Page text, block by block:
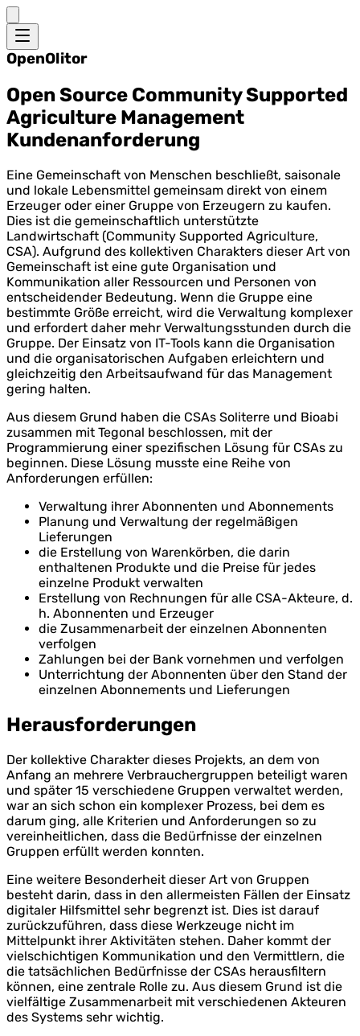
OpenOlitor
Open Source Community Supported
Agriculture Management
Kundenanforderung
Eine Gemeinschaft von Menschen beschließt, saisonale
und lokale Lebensmittel gemeinsam direkt von einem
Erzeuger oder einer Gruppe von Erzeugern zu kaufen.
Dies ist die gemeinschaftlich unterstützte
Landwirtschaft (Community Supported Agriculture,
CSA). Aufgrund des kollektiven Charakters dieser Art von
Gemeinschaft ist eine gute Organisation und
Kommunikation aller Ressourcen und Personen von
entscheidender Bedeutung. Wenn die Gruppe eine
bestimmte Größe erreicht, wird die Verwaltung komplexer
und erfordert daher mehr Verwaltungsstunden durch die
Gruppe. Der Einsatz von IT-Tools kann die Organisation
und die organisatorischen Aufgaben erleichtern und
gleichzeitig den Arbeitsaufwand für das Management
gering halten.
Aus diesem Grund haben die CSAs Soliterre und Bioabi
zusammen mit Tegonal beschlossen, mit der
Programmierung einer spezifischen Lösung für CSAs zu
beginnen. Diese Lösung musste eine Reihe von
Anforderungen erfüllen:
Verwaltung ihrer Abonnenten und Abonnements
Planung und Verwaltung der regelmäßigen
Lieferungen
die Erstellung von Warenkörben, die darin
enthaltenen Produkte und die Preise für jedes
einzelne Produkt verwalten
Erstellung von Rechnungen für alle CSA-Akteure, d.
h. Abonnenten und Erzeuger
die Zusammenarbeit der einzelnen Abonnenten
verfolgen
Zahlungen bei der Bank vornehmen und verfolgen
Unterrichtung der Abonnenten über den Stand der
einzelnen Abonnements und Lieferungen
Herausforderungen
Der kollektive Charakter dieses Projekts, an dem von
Anfang an mehrere Verbrauchergruppen beteiligt waren
und später 15 verschiedene Gruppen verwaltet werden,
war an sich schon ein komplexer Prozess, bei dem es
darum ging, alle Kriterien und Anforderungen so zu
vereinheitlichen, dass die Bedürfnisse der einzelnen
Gruppen erfüllt werden konnten.
Eine weitere Besonderheit dieser Art von Gruppen
besteht darin, dass in den allermeisten Fällen der Einsatz
digitaler Hilfsmittel sehr begrenzt ist. Dies ist darauf
zurückzuführen, dass diese Werkzeuge nicht im
Mittelpunkt ihrer Aktivitäten stehen. Daher kommt der
vielschichtigen Kommunikation und den Vermittlern, die
die tatsächlichen Bedürfnisse der CSAs herausfiltern
können, eine zentrale Rolle zu. Aus diesem Grund ist die
vielfältige Zusammenarbeit mit verschiedenen Akteuren
des Systems sehr wichtig.